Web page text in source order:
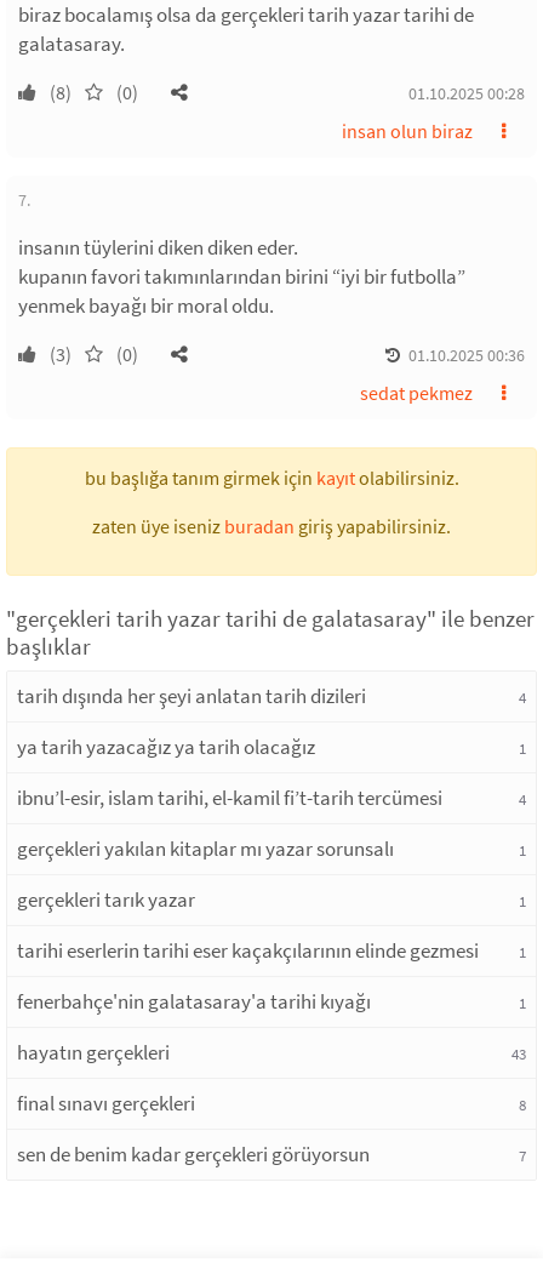
biraz bocalamış olsa da gerçekleri tarih yazar tarihi de
galatasaray.
(8) (0) 01.10.2025 00:28
insan olun biraz
7.
insanın tüylerini diken diken eder.
kupanın favori takımınlarından birini “iyi bir futbolla”
yenmek bayağı bir moral oldu.
(3) (0) 01.10.2025 00:36
sedat pekmez
bu başlığa tanım girmek için kayıtolabilirsiniz.
zaten üye iseniz buradan giriş yapabilirsiniz.
"gerçekleri tarih yazar tarihi de galatasaray" ile benzer
başlıklar
tarih dışında her şeyi anlatan tarih dizileri 4
ya tarih yazacağız ya tarih olacağız 1
ibnu’l-esir, islam tarihi, el-kamil fi’t-tarih tercümesi 4
gerçekleri yakılan kitaplar mı yazar sorunsalı 1
gerçekleri tarık yazar 1
tarihi eserlerin tarihi eser kaçakçılarının elinde gezmesi 1
fenerbahçe'nin galatasaray'a tarihi kıyağı 1
hayatın gerçekleri 43
final sınavı gerçekleri 8
sen de benim kadar gerçekleri görüyorsun 7